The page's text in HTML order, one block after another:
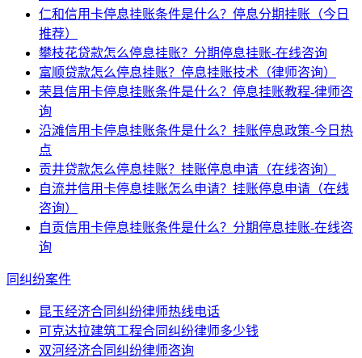
仁和信用卡停息挂账条件是什么？停息分期挂账（今日
推荐）
攀枝花贷款怎么停息挂账？分期停息挂账-在线咨询
富顺贷款怎么停息挂账？停息挂账技术（律师咨询）
荣县信用卡停息挂账条件是什么？停息挂账教程-律师咨
询
沿滩信用卡停息挂账条件是什么？挂账停息政策-今日热
点
贡井贷款怎么停息挂账？挂账停息申请（在线咨询）
自流井信用卡停息挂账怎么申请？挂账停息申请（在线
咨询）
自贡信用卡停息挂账条件是什么？分期停息挂账-在线咨
询
同纠纷案件
昆玉经济合同纠纷律师热线电话
可克达拉建筑工程合同纠纷律师多少钱
双河经济合同纠纷律师咨询